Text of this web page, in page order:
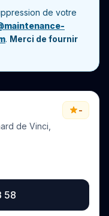
de votre
. Merci de fournir
de Vinci,
-
58